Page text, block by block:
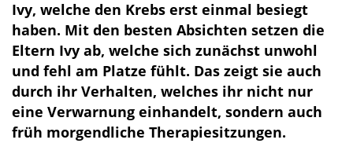
Ivy, welche den Krebs erst einmal besiegt
haben. Mit den besten Absichten setzen die
Eltern Ivy ab, welche sich zunächst unwohl
und fehl am Platze fühlt. Das zeigt sie auch
durch ihr Verhalten, welches ihr nicht nur
eine Verwarnung einhandelt, sondern auch
früh morgendliche Therapiesitzungen.